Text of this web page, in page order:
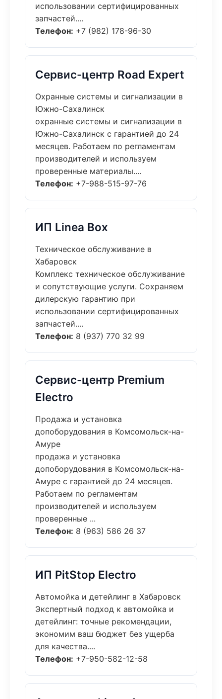
использовании сертифицированных
запчастей....
Телефон: +7 (982) 178-96-30
Сервис-центр Road Expert
Охранные системы и сигнализации в
Южно-Сахалинск
охранные системы и сигнализации в
Южно-Сахалинск с гарантией до 24
месяцев. Работаем по регламентам
производителей и используем
проверенные материалы....
Телефон: +7-988-515-97-76
ИП Linea Box
Техническое обслуживание в
Хабаровск
Комплекс техническое обслуживание
и сопутствующие услуги. Сохраняем
дилерскую гарантию при
использовании сертифицированных
запчастей....
Телефон: 8 (937) 770 32 99
Сервис-центр Premium
Electro
Продажа и установка
допоборудования в Комсомольск-на-
Амуре
продажа и установка
допоборудования в Комсомольск-на-
Амуре с гарантией до 24 месяцев.
Работаем по регламентам
производителей и используем
проверенные ...
Телефон: 8 (963) 586 26 37
ИП PitStop Electro
Автомойка и детейлинг в Хабаровск
Экспертный подход к автомойка и
детейлинг: точные рекомендации,
экономим ваш бюджет без ущерба
для качества....
Телефон: +7-950-582-12-58